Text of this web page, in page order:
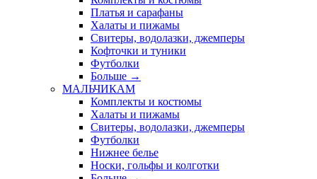
Платья и сарафаны
Халаты и пижамы
Свитеры, водолазки, джемперы
Кофточки и туники
Футболки
Больше →
МАЛЬЧИКАМ
Комплекты и костюмы
Халаты и пижамы
Свитеры, водолазки, джемперы
Футболки
Нижнее белье
Носки, гольфы и колготки